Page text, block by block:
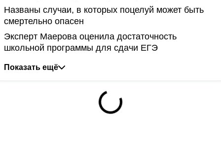
Названы случаи, в которых поцелуй может быть
смертельно опасен
Эксперт Маерова оценила достаточность
школьной программы для сдачи ЕГЭ
Показать ещё